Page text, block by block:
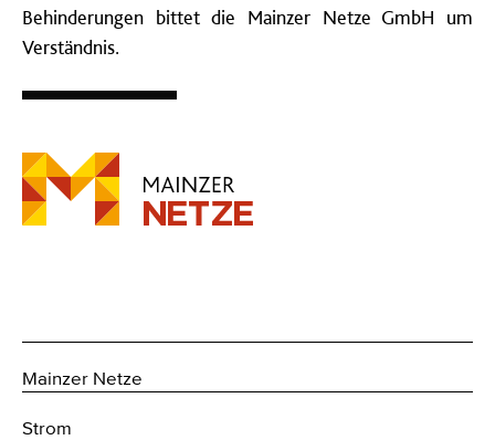
Behinderungen bittet die Mainzer Netze GmbH um
Verständnis.
Mainzer Netze
Strom